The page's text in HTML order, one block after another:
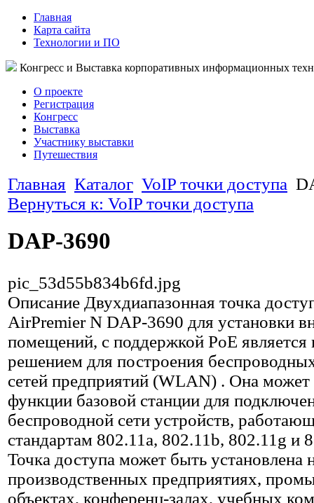
Главная
Карта сайта
Технологии и ПО
Конгресс и Выставка корпоративных информационных
О проекте
Регистрация
Конгресс
Выставка
Участнику выставки
Путешествия
Главная Каталог VoIP точки доступа
Вернуться к: VoIP точки доступа
DAP-3690
pic_53d55b834b6fd.jpg
Описание Двухдиапазонная точка
AirPremier N DAP-3690 для установки
помещений, с поддержкой PoE
решением для построения
сетей предприятий (WLAN) . Она может
функции базовой станции для
беспроводной сети устройств,
стандартам 802.11а, 802.11b, 802.11g и
Точка доступа может быть установлена
производственных предприятиях,
объектах, конференц-залах, учебных